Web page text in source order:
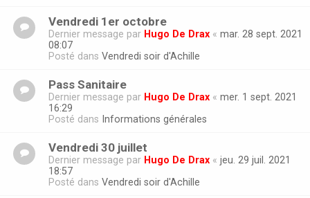
Vendredi 1er octobre
Dernier message par Hugo De Drax « mar. 28 sept. 2021
08:07
Posté dans Vendredi soir d'Achille
Pass Sanitaire
Dernier message par Hugo De Drax « mer. 1 sept. 2021
16:29
Posté dans Informations générales
Vendredi 30 juillet
Dernier message par Hugo De Drax « jeu. 29 juil. 2021
18:57
Posté dans Vendredi soir d'Achille